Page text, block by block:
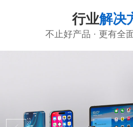
行业解决
不止好产品 · 更有全